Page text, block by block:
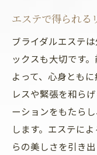
エステで得られる
ブライダルエステ
ックスも大切です
よって、心身とも
レスや緊張を和ら
ーションをもたら
します。エステに
らの美しさを引き